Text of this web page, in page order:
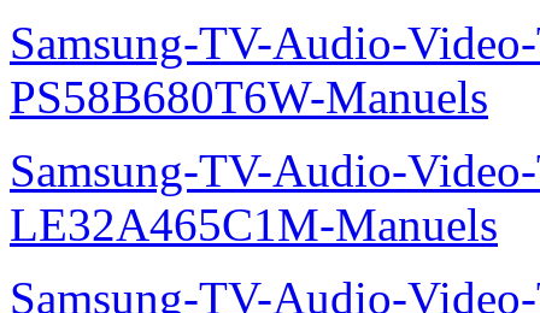
Samsung-TV-Audio-
PS58B680T6W-Manuels
Samsung-TV-Audio-
LE32A465C1M-Manuels
Samsung-TV-Audio-